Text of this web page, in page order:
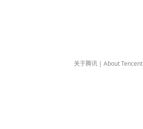
关于腾讯 | About Tencent